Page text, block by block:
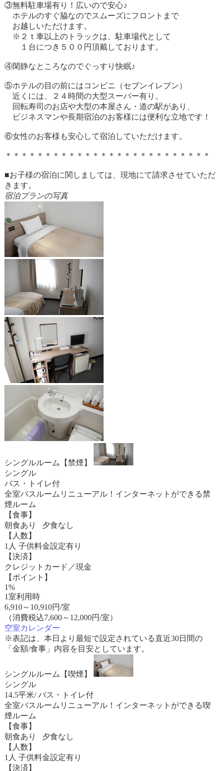
③無料駐車場有り！広いので安心♪
ホテルのすぐ脇なのでスムーズにフロントまで
お越しいただけます。
※２ｔ車以上のトラックは、駐車場代として
１台につき５００円頂戴しております。
④閑静なところなのでぐっすり快眠♪
⑤ホテルの目の前にはコンビニ（セブンイレブン）
近くには、２４時間の大型スーパー有り。
回転寿司のお店や大型の本屋さん・道の駅があり、
ビジネスマンや長期宿泊のお客様には便利な立地です！
⑥女性のお客様も安心して宿泊していただけます。
＊＊＊＊＊＊＊＊＊＊＊＊＊＊＊＊＊＊＊＊＊＊＊＊＊＊
■お子様の宿泊に関しましては、現地にて請求させていただ
きます。
宿泊プランの写真
シングルルーム【禁煙】
シングル
バス・トイレ付
全室バスルームリニューアル！インターネットができる禁
煙ルーム
【食事】
朝食あり 夕食なし
【人数】
1人 子供料金設定有り
【決済】
クレジットカード／現金
【ポイント】
1%
1室利用時
6,910～ 10,910円/室
（消費税込7,600～12,000円/室）
空室カレンダー
※表記は、本日より最短で設定されている直近30日間の
「金額/食事」内容を目安としています。
シングルルーム【喫煙】
シングル
14.5平米/ バス・トイレ付
全室バスルームリニューアル！インターネットができる喫
煙ルーム
【食事】
朝食あり 夕食なし
【人数】
1人 子供料金設定有り
【決済】